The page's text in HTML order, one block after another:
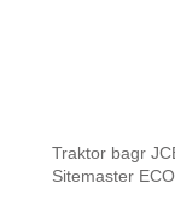
Traktor bagr
Sitemaster